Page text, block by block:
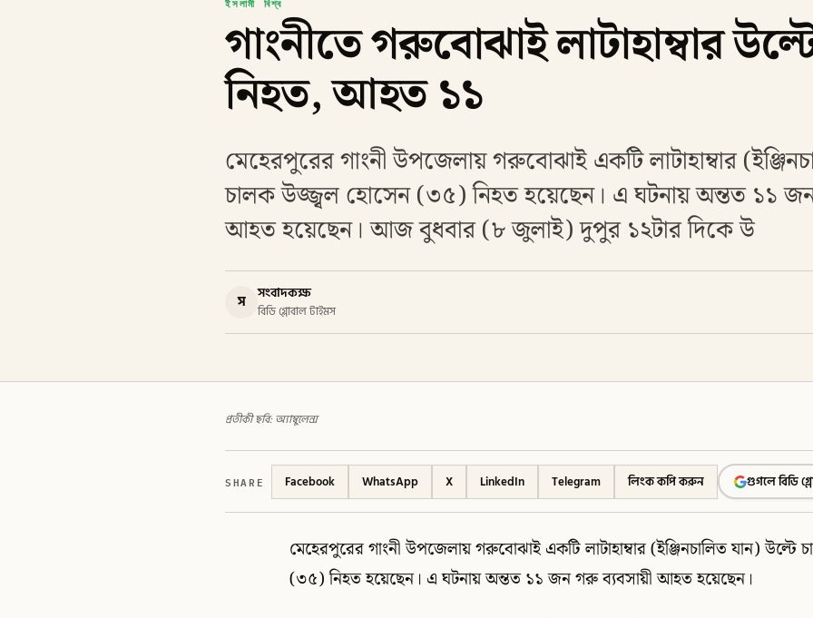
গাংনীতে গরুবোঝাই লাটাহাম্বার
নিহত, আহত ১১
মেহেরপুরের গাংনী উপজেলায় গরুবোঝাই একটি লাটাহাম্বার
চালক উজ্জ্বল হোসেন (৩৫) নিহত হয়েছেন। এ ঘটনায় অন্তত ১১
আহত হয়েছেন। আজ বুধবার (৮ জুলাই) দুপুর ১২টার দিকে উ
স সংবাদকক্ষ
বিডি গ্লোবাল টাইমস
প্রতীকী ছবি: অ্যাম্বুলেন্স
SHARE Facebook WhatsApp X LinkedIn Telegram লিংক কপি করুন গুগলে বিডি
মেহেরপুরের গাংনী উপজেলায় গরুবোঝাই একটি লাটাহাম্বার (ইঞ্জিনচালিত যান)
(৩৫) নিহত হয়েছেন। এ ঘটনায় অন্তত ১১ জন গরু ব্যবসায়ী আহত হয়েছেন।